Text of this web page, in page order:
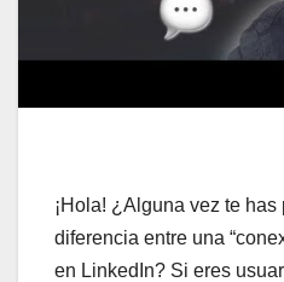
¡Hola! ¿Alguna vez te
diferencia entre una
en LinkedIn? Si eres